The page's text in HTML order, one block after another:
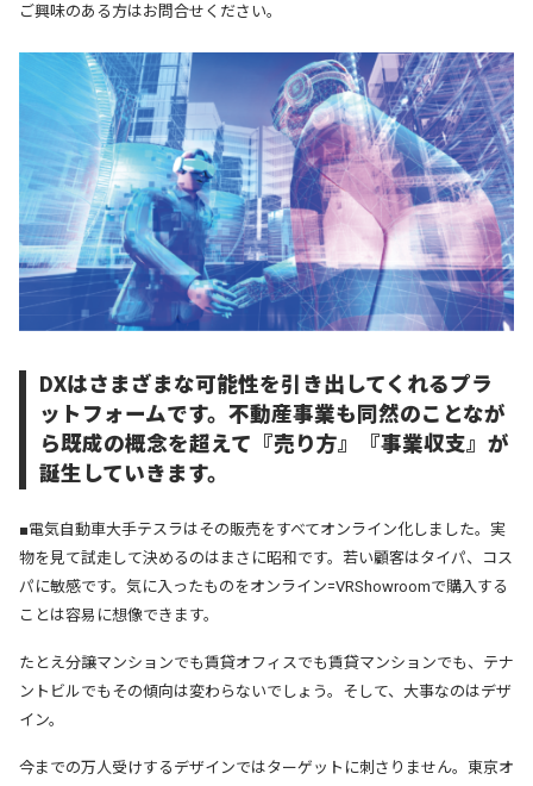
ご興味のある方はお問合せください。
DXはさまざまな可能性を引き出してくれるプラ
ットフォームです。不動産事業も同然のことなが
ら既成の概念を超えて『売り方』『事業収支』が
誕生していきます。
■電気自動車大手テスラはその販売をすべてオンライン化しました。実
物を見て試走して決めるのはまさに昭和です。若い顧客はタイパ、コス
パに敏感です。気に入ったものをオンライン=VRShowroomで購入する
ことは容易に想像できます。
たとえ分譲マンションでも賃貸オフィスでも賃貸マンションでも、テナ
ントビルでもその傾向は変わらないでしょう。そして、大事なのはデザ
イン。
今までの万人受けするデザインではターゲットに刺さりません。東京オ